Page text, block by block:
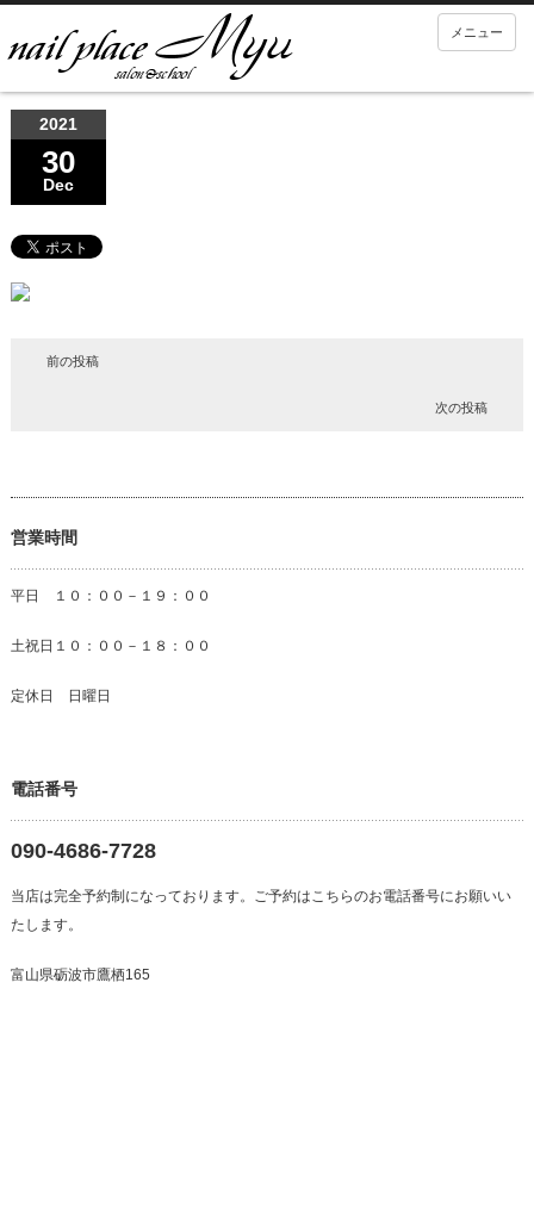
メニュー
2021
30
Dec
前の投稿
次の投稿
営業時間
平日 １０：００－１９：００
土祝日１０：００－１８：００
定休日 日曜日
電話番号
090-4686-7728
当店は完全予約制になっております。ご予約はこちらのお電話番号にお願いい
たします。
富山県砺波市鷹栖165